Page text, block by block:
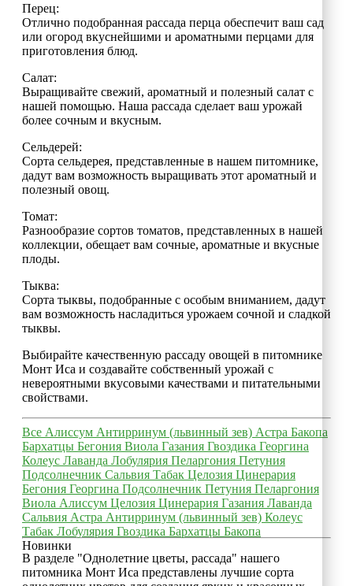
Перец:
Отлично подобранная рассада перца обеспечит ваш сад
или огород вкуснейшими и ароматными перцами для
приготовления блюд.
Салат:
Выращивайте свежий, ароматный и полезный салат с
нашей помощью. Наша рассада сделает ваш урожай
более сочным и вкусным.
Сельдерей:
Сорта сельдерея, представленные в нашем питомнике,
дадут вам возможность выращивать этот ароматный и
полезный овощ.
Томат:
Разнообразие сортов томатов, представленных в нашей
коллекции, обещает вам сочные, ароматные и вкусные
плоды.
Тыква:
Сорта тыквы, подобранные с особым вниманием, дадут
вам возможность насладиться урожаем сочной и сладкой
тыквы.
Выбирайте качественную рассаду овощей в питомнике
Монт Иса и создавайте собственный урожай с
невероятными вкусовыми качествами и питательными
свойствами.
Все Алиссум Антирринум (львинный зев) Астра Бакопа
Бархатцы Бегония Виола Газания Гвоздика Георгина
Колеус Лаванда Лобулярия Пеларгония Петуния
Подсолнечник Сальвия Табак Целозия Цинерария
Бегония Георгина Подсолнечник Петуния Пеларгония
Виола Алиссум Целозия Цинерария Газания Лаванда
Сальвия Астра Антирринум (львинный зев) Колеус
Табак Лобулярия Гвоздика Бархатцы Бакопа
Новинки
В разделе "Однолетние цветы, рассада" нашего
питомника Монт Иса представлены лучшие сорта